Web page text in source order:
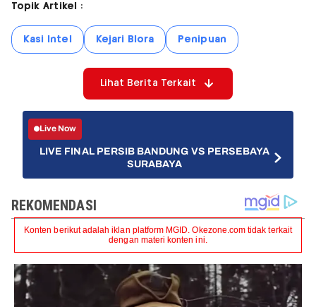
Topik Artikel :
Kasi Intel Kejari Blora Penipuan
Lihat Berita Terkait
Live Now
LIVE FINAL PERSIB BANDUNG VS PERSEBAYA
SURABAYA